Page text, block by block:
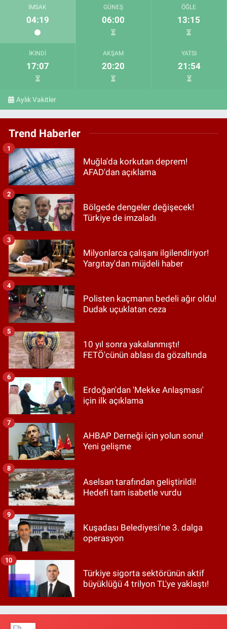
İMSAK
04:19
GÜNEŞ
06:00
ÖĞLE
13:15
İKINDI
17:07
AKŞAM
20:20
YATSI
21:54
Aylık Vakitler
Trend Haberler
Muğla'da korkutan deprem!
AFAD'dan açıklama
1
Bölgede dengeler değişecek!
Türkiye de imzaladı
2
Milyonlarca çalışanı ilgilendiriyor!
Yargıtay'dan müjdeli haber
3
Polisten kaçmanın bedeli ağır oldu!
Dudak uçuklatan ceza
4
10 yıl sonra yakalanmıştı!
FETÖ'cünün ablası da gözaltında
5
Erdoğan'dan 'Mekke Anlaşması'
için ilk açıklama
6
AHBAP Derneği için yolun sonu!
Yeni gelişme
7
Aselsan tarafından geliştirildi!
Hedefi tam isabetle vurdu
8
Kuşadası Belediyesi'ne 3. dalga
operasyon
9
Türkiye sigorta sektörünün aktif
büyüklüğü 4 trilyon TL'ye yaklaştı!
10